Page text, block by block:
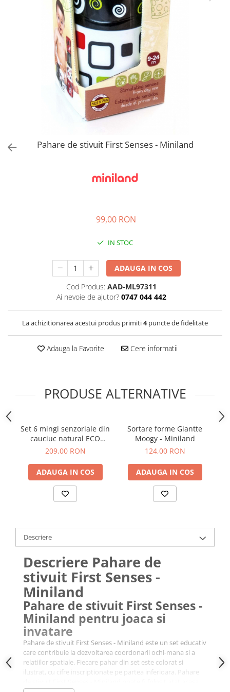
Jucarii educative
Figurine jucarii mici
Jucarii electronice
Jucarii interactive
Frumusete si Bijuterii
Jocuri de societate
Pahare de stivuit First Senses - Miniland
99,00 RON
IN STOC
ADAUGA IN COS
Cod Produs: AAD-ML97311
Ai nevoie de ajutor? 0747 044 442
La achizitionarea acestui produs primiti4puncte de fidelitate
Adauga la Favorite Cere informatii
PRODUSE ALTERNATIVE
Set 6 mingi senzoriale din
cauciuc natural ECO
pentru bebelusi
209,00 RON
ADAUGA IN COS
Sortare forme Giantte
Moogy - Miniland
124,00 RON
ADAUGA IN COS
Descriere
Descriere Pahare de
stivuit First Senses -
Miniland
Pahare de stivuit First Senses -
Miniland pentru joaca si
invatare
Pahare de stivuit First Senses - Miniland este un set educativ
care contribuie la dezvoltarea coordonarii ochi-mana si a
relatiilor spatiale. Fiecare pahar din set este colorat si
ilustrat, cu cifre inscriptionate pe partea inferioara. Pahare